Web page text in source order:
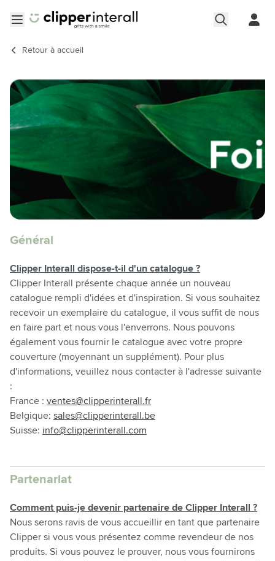
Retour à accueil
Général
Clipper Interall dispose-t-il d'un catalogue ?
Clipper Interall présente chaque année un nouveau
catalogue rempli d'idées et d'inspiration. Si vous souhaitez
recevoir un exemplaire du catalogue, il vous suffit de nous
en faire part et nous vous l'enverrons. Nous pouvons
également vous fournir le catalogue avec votre propre
couverture (moyennant un supplément). Pour plus
d'informations, veuillez nous contacter à l'adresse suivante
:
France : ventes@clipperinterall.fr
Belgique: sales@clipperinterall.be
Suisse: info@clipperinterall.com
Partenariat
Comment puis-je devenir partenaire de Clipper Interall ?
Nous serons ravis de vous accueillir en tant que partenaire
Clipper si vous vous présentez comme revendeur de nos
produits. Si vous pouvez le prouver, nous vous fournirons